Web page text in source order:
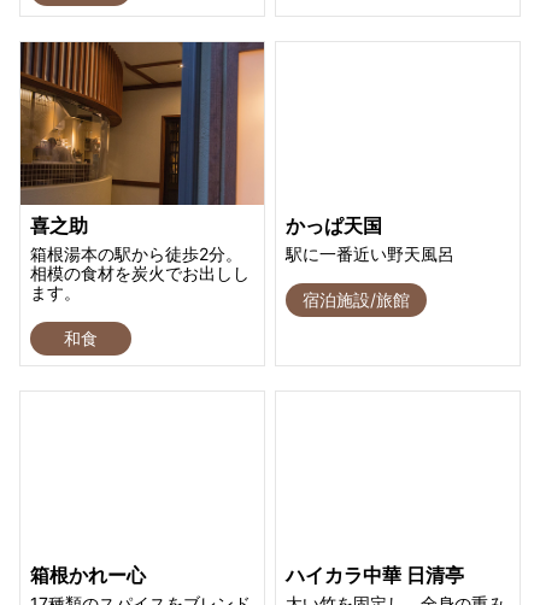
喜之助
箱根湯本の駅から徒歩2分。
相模の食材を炭火でお出しし
ます。
和食
かっぱ天国
駅に一番近い野天風呂
宿泊施設/旅館
箱根かれー心 ハイカラ中華 日清亭